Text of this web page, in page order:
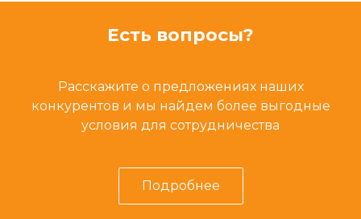
Есть вопросы?
Расскажите о предложениях наших
конкурентов и мы найдем более выгодные
условия для сотрудничества
Подробнее